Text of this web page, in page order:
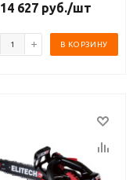
14 627руб./шт
В КОРЗИНУ